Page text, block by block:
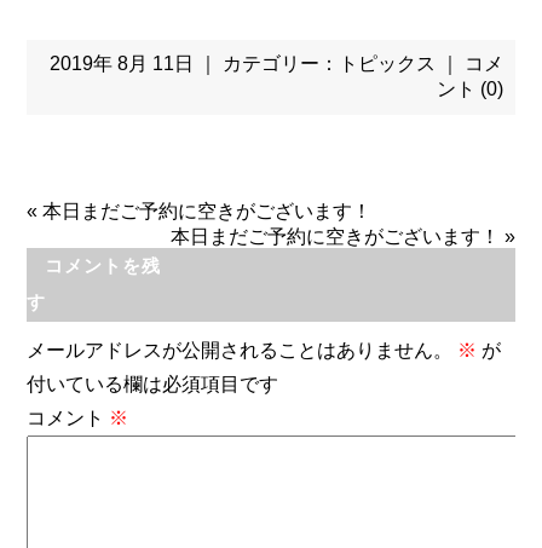
2019年 8月 11日 ｜ カテゴリー： トピックス
コメ
ント (0)
«本日まだご予約に空きがございます！
本日まだご予約に空きがございます！
»
コメントを残
す
メールアドレスが公開されることはありません。 ※ が
付いている欄は必須項目です
コメント ※